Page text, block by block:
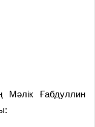
Мәлік Ғабдуллин